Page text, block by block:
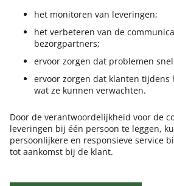
het monitoren van leveringen;
het verbeteren van de
bezorgpartners;
ervoor zorgen dat problemen
ervoor zorgen dat klanten tijdens
wat ze kunnen verwachten.
Door de verantwoordelijkheid voor de
leveringen bij één persoon te leggen,
persoonlijkere en responsieve service
tot aankomst bij de klant.